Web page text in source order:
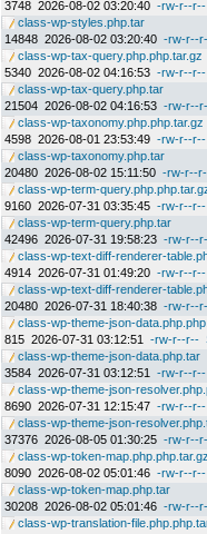
3748 2026-08-02 03:20:40 -rw-r--r--
class-wp-styles.php.tar
14848 2026-08-02 03:20:40 -rw-r--
class-wp-tax-query.php.php.tar.gz
5340 2026-08-02 04:16:53 -rw-r--r--
class-wp-tax-query.php.tar
21504 2026-08-02 04:16:53 -rw-r--
class-wp-taxonomy.php.php.tar.gz
4598 2026-08-01 23:53:49 -rw-r--r--
class-wp-taxonomy.php.tar
20480 2026-08-02 15:11:50 -rw-r--
class-wp-term-
9160 2026-07-31 03:35:45 -rw-r--r--
class-wp-term-query.php.tar
42496 2026-07-31 19:58:23 -rw-r--
class-wp-text-diff-renderer-
4914 2026-07-31 01:49:20 -rw-r--r--
class-wp-text-diff-renderer-
20480 2026-07-31 18:40:38 -rw-r--
class-wp-theme-json-
815 2026-07-31 03:12:51 -rw-r--r--
class-wp-theme-json-data.php.tar
3584 2026-07-31 03:12:51 -rw-r--r--
class-wp-theme-json-
8690 2026-07-31 12:15:47 -rw-r--r--
class-wp-theme-json-
37376 2026-08-05 01:30:25 -rw-r--
class-wp-token-map.php.php.tar.gz
8090 2026-08-02 05:01:46 -rw-r--r--
class-wp-token-map.php.tar
30208 2026-08-02 05:01:46 -rw-r--
class-wp-translation-